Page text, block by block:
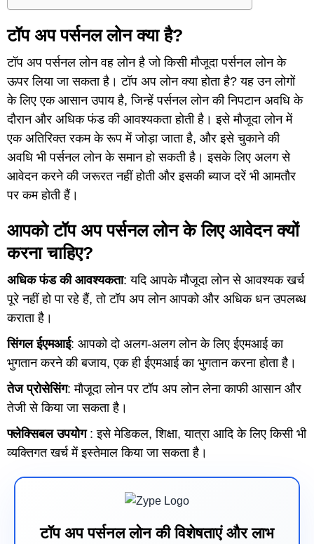
टॉप अप पर्सनल लोन क्या है?
टॉप अप पर्सनल लोन वह लोन है जो किसी मौजूदा पर्सनल लोन के
ऊपर लिया जा सकता है।टॉप अप लोन क्या होता है? यह उन लोगों
के लिए एक आसान उपाय है, जिन्हें पर्सनल लोन की निपटान अवधि के
दौरान और अधिक फंड की आवश्यकता होती है। इसे मौजूदा लोन में
एक अतिरिक्त रकम के रूप में जोड़ा जाता है, और इसे चुकाने की
अवधि भी पर्सनल लोन के समान हो सकती है। इसके लिए अलग से
आवेदन करने की जरूरत नहीं होती और इसकी ब्याज दरें भी आमतौर
पर कम होती हैं।
आपको टॉप अप पर्सनल लोन के लिए आवेदन क्यों
करना चाहिए?
अधिक फंड की आवश्यकता: यदि आपके मौजूदा लोन से आवश्यक खर्च
पूरे नहीं हो पा रहे हैं, तो टॉप अप लोन आपको और अधिक धन उपलब्ध
कराता है।
सिंगल ईएमआई: आपको दो अलग-अलग लोन के लिए ईएमआई का
भुगतान करने की बजाय, एक ही ईएमआई का भुगतान करना होता है।
तेज प्रोसेसिंग: मौजूदा लोन पर टॉप अप लोन लेना काफी आसान और
तेजी से किया जा सकता है।
फ्लेक्सिबल उपयोग : इसे मेडिकल, शिक्षा, यात्रा आदि के लिए किसी भी
व्यक्तिगत खर्च में इस्तेमाल किया जा सकता है।
टॉप अप पर्सनल लोन की विशेषताएं और लाभ